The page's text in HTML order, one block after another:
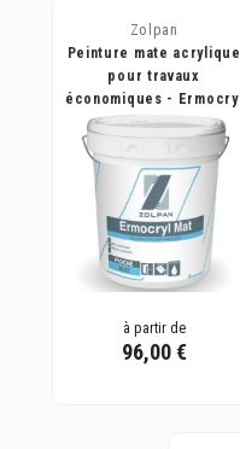
Zolpan
Peinture mate acrylique
pour travaux
économiques - Ermocryl
Mat
à partir de
96,00 €